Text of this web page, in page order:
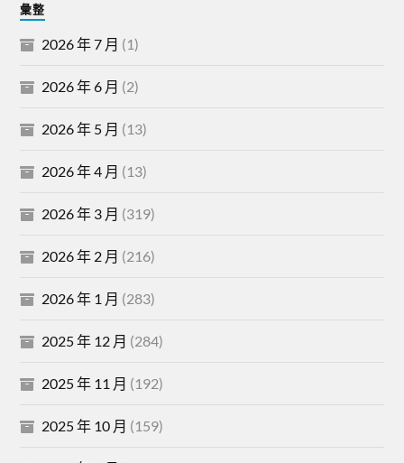
彙整
2026 年 7 月 (1)
2026 年 6 月 (2)
2026 年 5 月 (13)
2026 年 4 月 (13)
2026 年 3 月 (319)
2026 年 2 月 (216)
2026 年 1 月 (283)
2025 年 12 月 (284)
2025 年 11 月 (192)
2025 年 10 月 (159)